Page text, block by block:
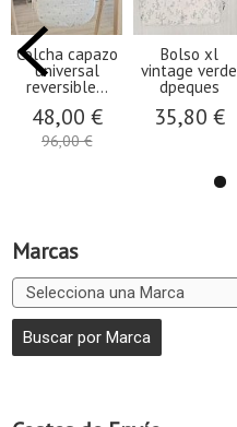
Marcas
Colcha capazo
universal
reversible...
48,00 €
96,00 €
Bolso xl
vintage verde
dpeques
35,80 €